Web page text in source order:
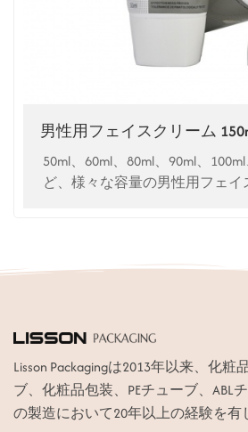
男性用フェイスクリーム
50ml、60ml、80ml、90ml、
ど、様々な容量の男性用フェイ
Lisson Packagingは2013年以来、化
ブ、化粧品包装、PEチューブ、ABL
の製造において20年以上の経験を有